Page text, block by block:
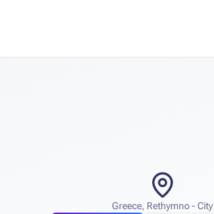
Greece, Rethymno - City